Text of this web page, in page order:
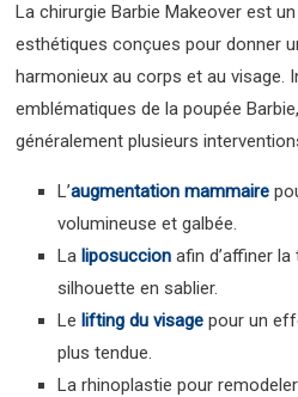
La chirurgie Barbie Makeover est
esthétiques conçues pour donner
harmonieux au corps et au visage.
emblématiques de la poupée
généralement plusieurs
L’augmentation mammaire
volumineuse et galbée.
Laliposuccion afin d’affiner
silhouette en sablier.
Lelifting du visage pour un
plus tendue.
La rhinoplastie pour